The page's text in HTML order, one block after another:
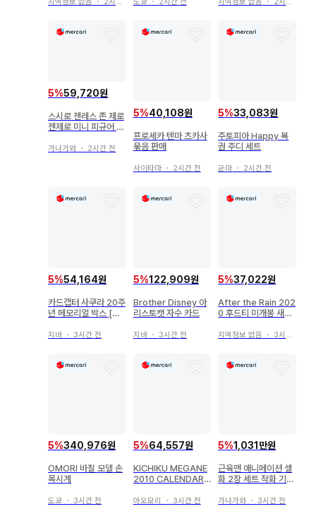
지역정보 없음 ・ 2시간 전 도쿄 ・ 2시간 전 지역정보 없음 ・ 2시간 전
5%59,720원
스시로 젠레스 존 제로
젠제로 미니 피규어 2
가나가와 ・ 2시간 전
5%40,108원
프로세카 텐마 츠카사
묶음 판매
사이타마・ 2시간 전
5%33,083원
주토피아 Happy 복
권 주디 세트
군마 ・ 2시간 전
5%54,164원
카드캡터 사쿠라 20주
년 메모리얼 박스 [결
지바 ・ 3시간 전
5%122,909원
Brother Disney 아
리스토캣 자수 카드
지바・ 3시간 전
5%37,022원
After the Rain 202
0 후드티 미개봉 새상
지역정보 없음 ・ 3시간 전
5%340,976원
OMORI 바질 모델 손
목시계
도쿄 ・ 3시간 전
5%64,557원
KICHIKU MEGANE
2010 CALENDAR
아오모리 ・ 3시간 전
5%1,031만원
근육맨 애니메이션 셀
화 2장 세트 작화 기록
가나가와 ・ 3시간 전